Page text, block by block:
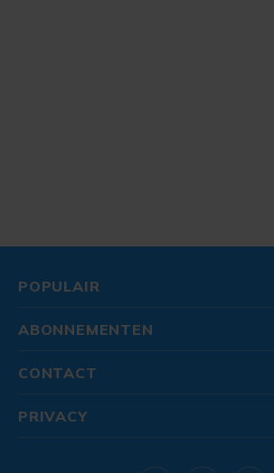
POPULAIR
ABONNEMENTEN
CONTACT
PRIVACY